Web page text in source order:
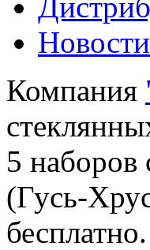
Новости
Компания
5 наборов
(Гусь-
бесплатно.